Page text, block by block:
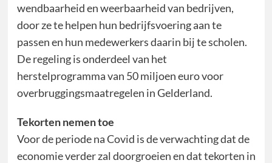
wendbaarheid en weerbaarheid van bedrijven,
door ze te helpen hun bedrijfsvoering aan te
passen en hun medewerkers daarin bij te scholen.
De regeling is onderdeel van het
herstelprogramma van 50 miljoen euro voor
overbruggingsmaatregelen in Gelderland.
Tekorten nemen toe
Voor de periode na Covid is de verwachting dat de
economie verder zal doorgroeien en dat tekorten in